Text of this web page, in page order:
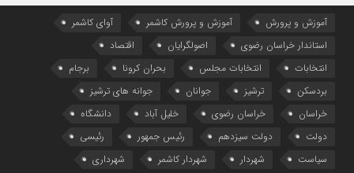
آموزش و پرورش آموزش و پرورش کاشمر
آوای کاشمر
استاندار خراسان رضوی
اصولگرایان
اقتصاد
انتخابات
انتخابات مجلس بحران کرونا
برجام
بردسکن
ترشیز جوانان
جوانه های ترشیز
خراسان
خراسان رضوی خلیل آباد
دانشگاه
دولت
دولت سیزدهم رئیس جمهور
رئیسی
سیاست
شهردار شهردار کاشمر شهرداری